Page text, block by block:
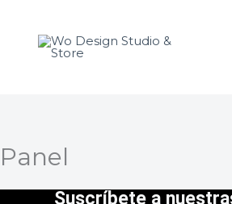
contenido
Panel
Suscríbete a